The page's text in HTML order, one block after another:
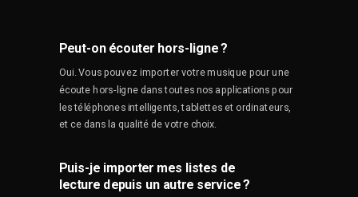
Peut-on écouter hors-ligne ?
Oui. Vous pouvez importer votre musique pour une
écoute hors-ligne dans toutes nos applications pour
les téléphones intelligents, tablettes et ordinateurs,
et ce dans la qualité de votre choix.
Puis-je importer mes listes de
lecture depuis un autre service ?